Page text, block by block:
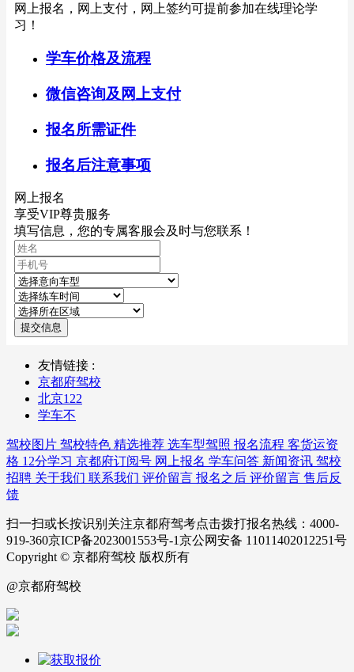
网上报名，网上支付，网上签约可提前参加在线理论学
习！
学车价格及流程
微信咨询及网上支付
报名所需证件
报名后注意事项
网上报名
享受VIP尊贵服务
填写信息，您的专属客服会及时与您联系！
提交信息
友情链接 :
京都府驾校
北京122
学车不
驾校图片 驾校特色 精选推荐 选车型驾照 报名流程 客货运资
格 12分学习 京都府订阅号 网上报名 学车问答 新闻资讯 驾校
招聘 关于我们 联系我们 评价留言 报名之后 评价留言 售后反
馈
扫一扫或长按识别关注京都府驾考点击拨打报名热线：4000-
919-360京ICP备2023001553号-1京公网安备 11011402012251号
Copyright © 京都府驾校 版权所有
@京都府驾校